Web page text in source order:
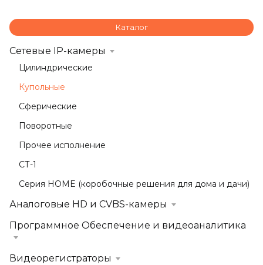
Каталог
Сетевые IP-камеры
Цилиндрические
Купольные
Сферические
Поворотные
Прочее исполнение
СТ-1
Серия HOME (коробочные решения для дома и дачи)
Аналоговые HD и CVBS-камеры
Программное Обеспечение и видеоаналитика
Видеорегистраторы